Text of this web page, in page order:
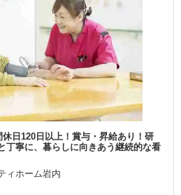
休日120日以上！賞与・昇給あり！研
丁寧に、暮らしに向きあう継続的な看
ィホーム岩内